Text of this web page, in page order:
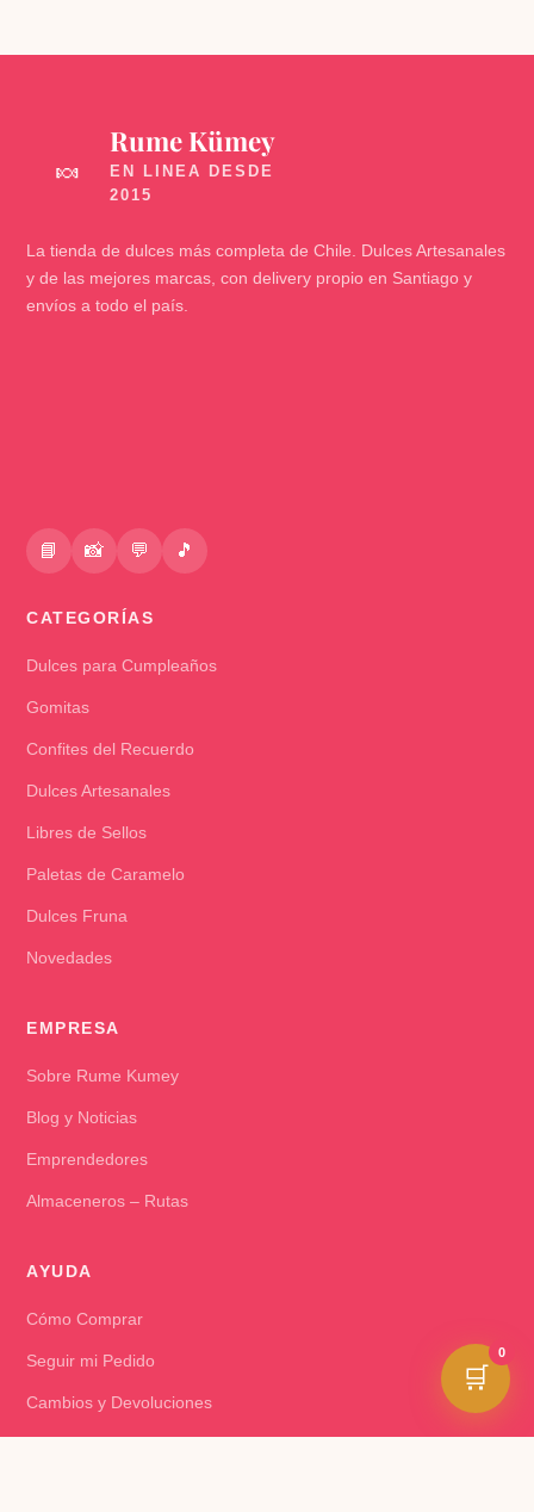
🍬
Rume Kümey
La tienda de dulces más completa de Chile. Dulces Artesanales
y de las mejores marcas, con delivery propio en Santiago y
envíos a todo el país.
📘 📸 💬 🎵
CATEGORÍAS
Dulces para Cumpleaños
Gomitas
Confites del Recuerdo
Dulces Artesanales
Libres de Sellos
Paletas de Caramelo
Dulces Fruna
Novedades
EMPRESA
Sobre Rume Kumey
Blog y Noticias
Emprendedores
Almaceneros – Rutas
AYUDA
Cómo Comprar
Seguir mi Pedido
Cambios y Devoluciones
🛒
0